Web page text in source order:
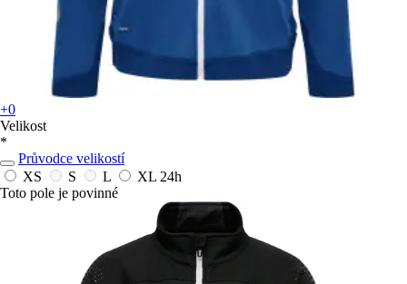
+0
Velikost
*
Průvodce velikostí
XS
S L XL 24h
Toto pole je povinné